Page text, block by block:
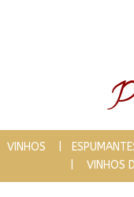
VINHOS
VINHOS